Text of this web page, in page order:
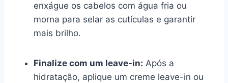
enxágue os cabelos com água fria ou
morna para selar as cutículas e garantir
mais brilho.
Finalize com um leave-in: Após a
hidratação, aplique um creme leave-in ou